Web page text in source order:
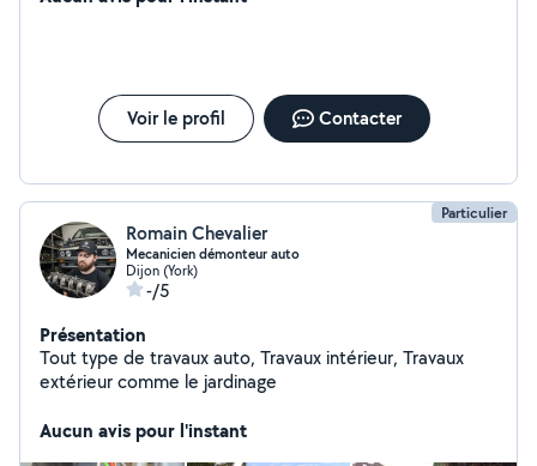
Voir le profil Contacter
Particulier
Romain Chevalier
Mecanicien démonteur auto
Dijon (York)
-/5
Présentation
Tout type de travaux auto, Travaux intérieur, Travaux
extérieur comme le jardinage
Aucun avis pour l'instant